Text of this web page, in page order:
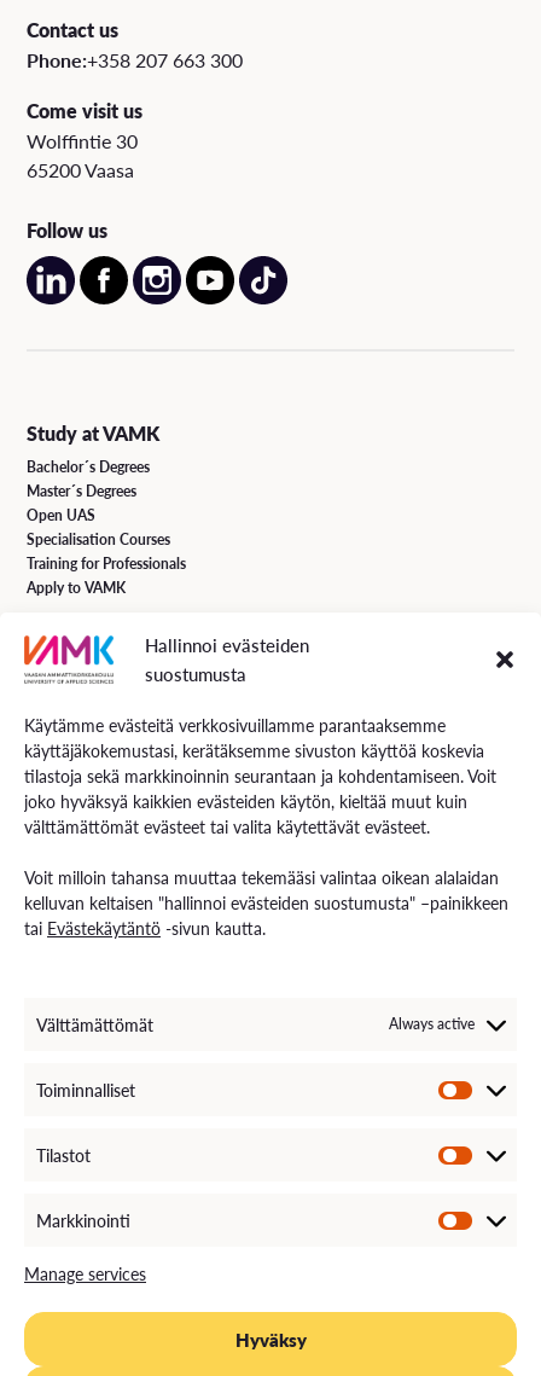
Hallinnoi evästeiden
suostumusta
Käytämme evästeitä verkkosivuillamme parantaaksemme
käyttäjäkokemustasi, kerätäksemme sivuston käyttöä koskevia
tilastoja sekä markkinoinnin seurantaan ja kohdentamiseen. Voit
joko hyväksyä kaikkien evästeiden käytön, kieltää muut kuin
välttämättömät evästeet tai valita käytettävät evästeet.
Voit milloin tahansa muuttaa tekemääsi valintaa oikean alalaidan
kelluvan keltaisen "hallinnoi evästeiden suostumusta" –painikkeen
tai Evästekäytäntö -sivun kautta.
Välttämättömät Always active
Toiminnalliset
Tilastot
Markkinointi
Manage services
Hyväksy
Contact us
Phone:+358 207 663 300
Come visit us
Wolffintie 30
65200 Vaasa
Follow us
Study at VAMK
Bachelor´s Degrees
Master´s Degrees
Open UAS
Specialisation Courses
Training for Professionals
Apply to VAMK
VAMK Services
Services for Business
Services for students
Energiaa online newspaper
Contact us and visiting hours
Staff Search
EXAM – electronic exam
Come Work with Us